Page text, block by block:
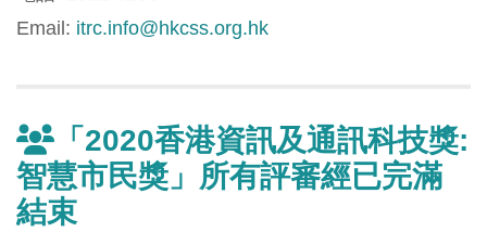
Email: itrc.info@hkcss.org.hk
「2020香港資訊及通訊科技獎:
智慧市民獎」所有評審經已完滿
結束